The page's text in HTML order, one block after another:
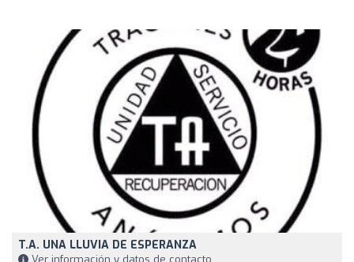
T.A. UNA LLUVIA DE ESPERANZA
Ver información y datos de contacto